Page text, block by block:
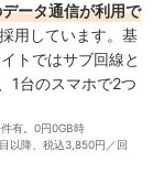
ータ通信が利用で
用しています。基
トではサブ回線と
1台のスマホで2つ
有。0円0GB時
以降、税込3,850円／回